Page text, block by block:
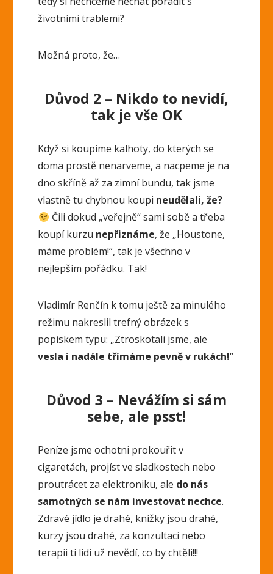
životními trablemi?
Možná proto, že…
Důvod 2 – Nikdo to nevidí,
tak je vše OK
Když si koupíme kalhoty, do kterých se
doma prostě nenarveme, a nacpeme je na
dno skříně až za zimní bundu, tak jsme
vlastně tu chybnou koupi neudělali, že?
Čili dokud „veřejně“ sami sobě a třeba
koupí kurzu nepřiznáme, že „Houstone,
máme problém!“, tak je všechno v
nejlepším pořádku. Tak!
Vladimír Renčín k tomu ještě za minulého
režimu nakreslil trefný obrázek s
popiskem typu: „Ztroskotali jsme, ale
vesla i nadále třímáme pevně v rukách!“
Důvod 3 – Nevážím si sám
sebe, ale psst!
Peníze jsme ochotni prokouřit v
cigaretách, projíst ve sladkostech nebo
proutrácet za elektroniku, ale do nás
samotných se nám investovat nechce.
Zdravé jídlo je drahé, knížky jsou drahé,
kurzy jsou drahé, za konzultaci nebo
terapii ti lidi už nevědí, co by chtěli!!!